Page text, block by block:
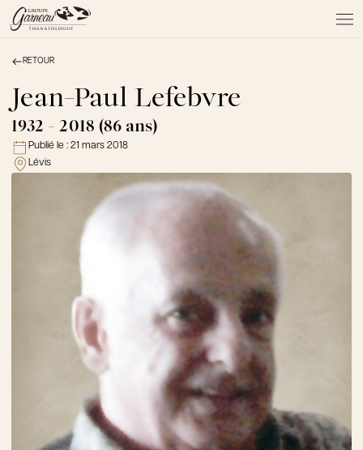
À PROPOS
NOS SERVICES
NOS PRODUITS
NOTRE ÉQUIPE
NOS SALONS
AVIS DE DÉCÈS
FAQ et mythes
Témoignages
RETOUR
Jean-Paul Lefebvre
1932 - 2018 (86 ans)
Publié le : 21 mars 2018
Lévis